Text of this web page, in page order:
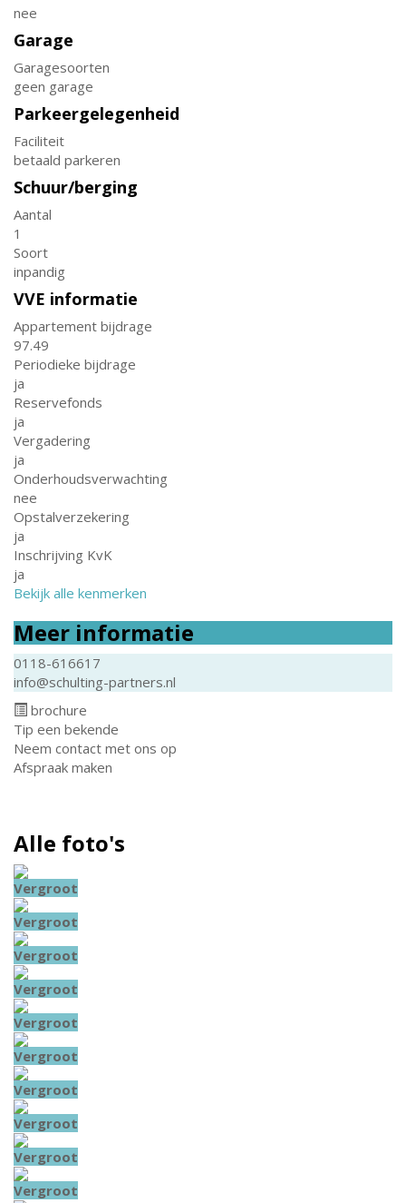
nee
Garage
Garagesoorten
geen garage
Parkeergelegenheid
Faciliteit
betaald parkeren
Schuur/berging
Aantal
1
Soort
inpandig
VVE informatie
Appartement bijdrage
97.49
Periodieke bijdrage
ja
Reservefonds
ja
Vergadering
ja
Onderhoudsverwachting
nee
Opstalverzekering
ja
Inschrijving KvK
ja
Bekijk alle kenmerken
Meer informatie
0118-616617
info@schulting-partners.nl
brochure
Tip een bekende
Neem contact met ons op
Afspraak maken
Alle foto's
Vergroot
Vergroot
Vergroot
Vergroot
Vergroot
Vergroot
Vergroot
Vergroot
Vergroot
Vergroot